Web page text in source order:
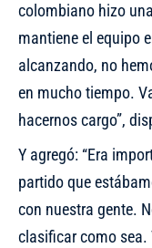
colombiano hizo
mantiene el equipo
alcanzando, no
en mucho tiempo.
hacernos cargo”,
Y agregó: “Era
partido que
con nuestra gente.
clasificar como